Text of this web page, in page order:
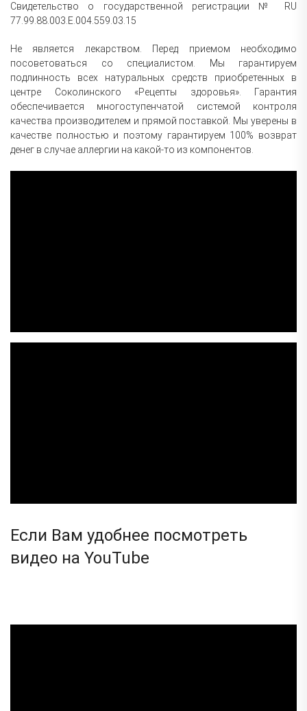
Свидетельство о государственной регистрации № RU
77.99.88.003.E.004.559.03.15
Не является лекарством. Перед приемом необходимо
посоветоваться со специалистом. Мы гарантируем
подлинность всех натуральных средств приобретенных в
центре Соколинского «Рецепты здоровья». Гарантия
обеспечивается многоступенчатой системой контроля
качества производителем и прямой поставкой. Мы уверены в
качестве полностью и поэтому гарантируем 100% возврат
денег в случае аллергии на какой-то из компонентов.
Если Вам удобнее посмотреть
видео на YouTube